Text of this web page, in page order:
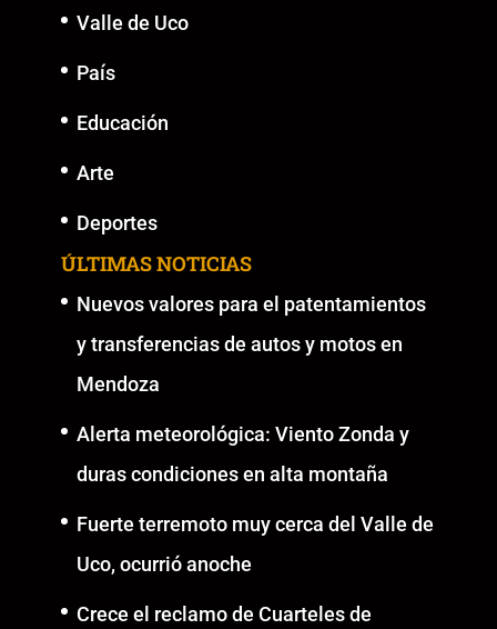
Valle de Uco
País
Educación
Arte
Deportes
ÚLTIMAS NOTICIAS
Nuevos valores para el patentamientos
y transferencias de autos y motos en
Mendoza
Alerta meteorológica: Viento Zonda y
duras condiciones en alta montaña
Fuerte terremoto muy cerca del Valle de
Uco, ocurrió anoche
Crece el reclamo de Cuarteles de